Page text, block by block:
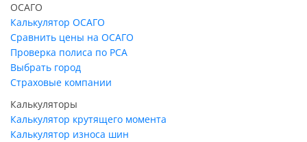
ОСАГО
Калькулятор ОСАГО
Сравнить цены на ОСАГО
Проверка полиса по РСА
Выбрать город
Страховые компании
Калькуляторы
Калькулятор крутящего момента
Калькулятор износа шин